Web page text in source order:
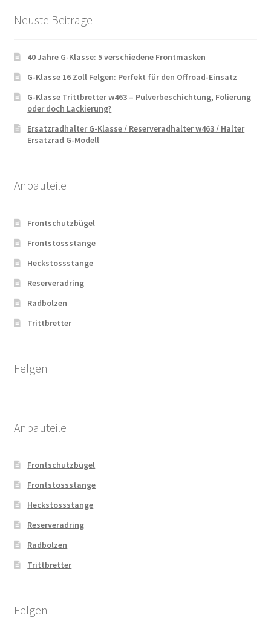
Neuste Beitrage
40 Jahre G-Klasse: 5 verschiedene Frontmasken
G-Klasse 16 Zoll Felgen: Perfekt für den Offroad-Einsatz
G-Klasse Trittbretter w463 – Pulverbeschichtung, Folierung
oder doch Lackierung?
Ersatzradhalter G-Klasse / Reserveradhalter w463 / Halter
Ersatzrad G-Modell
Anbauteile
Frontschutzbügel
Frontstossstange
Heckstossstange
Reserveradring
Radbolzen
Trittbretter
Felgen
Anbauteile
Frontschutzbügel
Frontstossstange
Heckstossstange
Reserveradring
Radbolzen
Trittbretter
Felgen